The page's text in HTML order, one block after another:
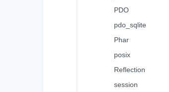
PDO
pdo_sqlite
Phar
posix
Reflection
session